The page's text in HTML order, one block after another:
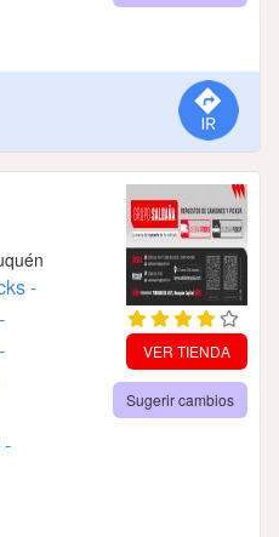
-
VER TIENDA
Sugerir cambios